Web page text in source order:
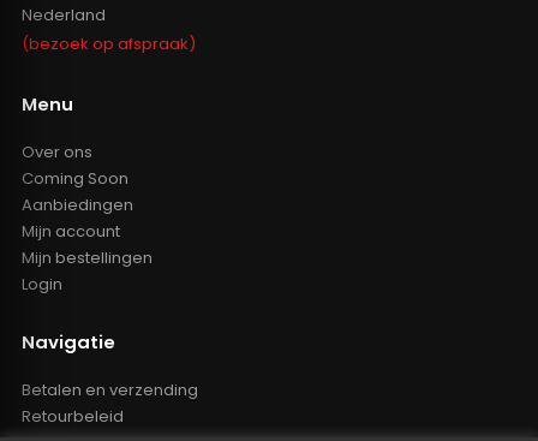
Nederland
(bezoek op afspraak)
Menu
Over ons
Coming Soon
Aanbiedingen
Mijn account
Mijn bestellingen
Login
Navigatie
Betalen en verzending
Retourbeleid